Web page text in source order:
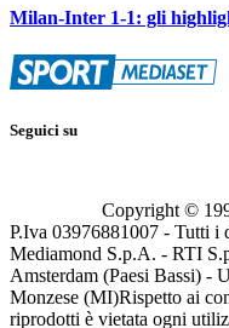
Milan-Inter 1-1: gli
Seguici su
Copyright ©
P.Iva 03976881007 - Tutti i
Mediamond S.p.A. - RTI
Amsterdam (Paesi Bassi) -
Monzese (MI)Rispetto ai
riprodotti è vietata ogni